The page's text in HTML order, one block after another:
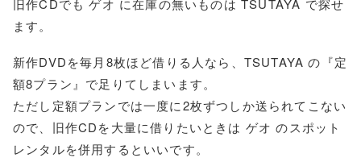
旧作CDでも ゲオ に在庫の無いものは TSUTAYA で探せ
ます。
新作DVDを毎月8枚ほど借りる人なら、TSUTAYA の『定
額8プラン』で足りてしまいます。
ただし定額プランでは一度に2枚ずつしか送られてこない
ので、旧作CDを大量に借りたいときは ゲオ のスポット
レンタルを併用するといいです。